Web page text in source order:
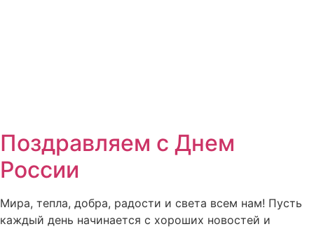
Поздравляем с Днем
России
Мира, тепла, добра, радости и света всем нам! Пусть
каждый день начинается с хороших новостей и